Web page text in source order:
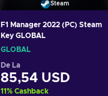
Steam
F1 Manager 2022 (PC) Steam
Key GLOBAL
GLOBAL
De La
85,54 USD
11% Cashback